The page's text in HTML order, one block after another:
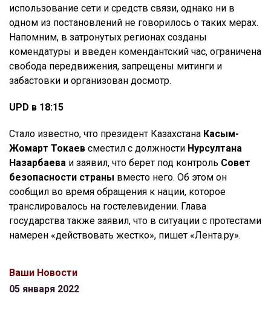
использование сети и средств связи, однако ни в
одном из постановлений не говорилось о таких мерах.
Напомним, в затронутых регионах созданы
комендатуры и введен комендантский час, ограничена
свобода передвижения, запрещены митинги и
забастовки и организован досмотр.
UPD в 18:15
Стало известно, что президент Казахстана Касым-
Жомарт Токаев сместил с должности Нурсултана
Назарбаева и заявил, что берет под контроль Совет
безопасности страны вместо него. Об этом он
сообщил во время обращения к нации, которое
транслировалось на гостелевидении. Глава
государства также заявил, что в ситуации с протестами
намерен «действовать жестко», пишет «Лента.ру».
Ваши Новости
05 января 2022